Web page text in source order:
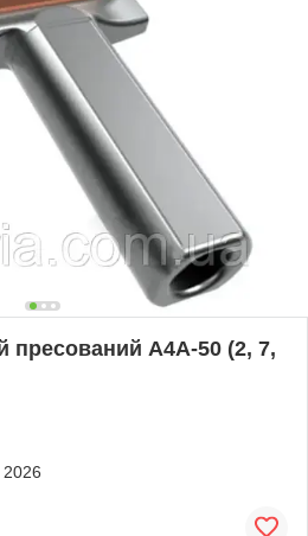
пресований А4А-50 (2, 7,